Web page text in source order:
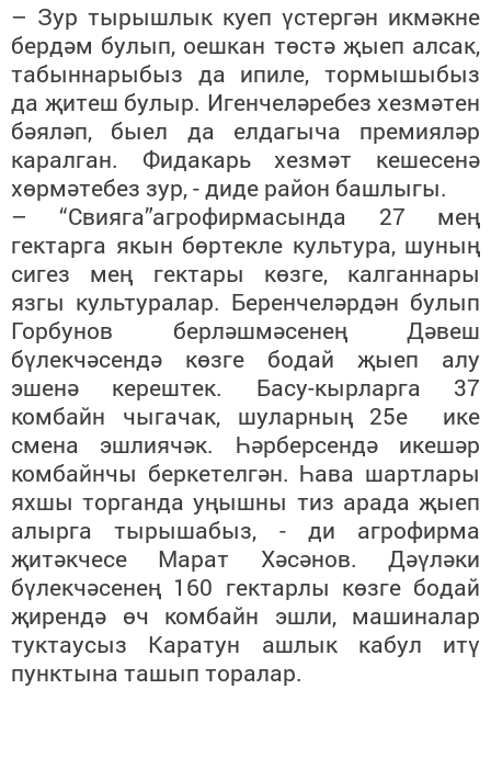
– Зур тырышлык куеп үстергән икмәкне
бердәм булып, оешкан төстә җыеп алсак,
табыннарыбыз да ипиле, тормышыбыз
да җитеш булыр. Игенчеләребез хезмәтен
бәяләп, быел да елдагыча премияләр
каралган. Фидакарь хезмәт кешесенә
хөрмәтебез зур, - диде район башлыгы.
– “Свияга”агрофирмасында 27 мең
гектарга якын бөртекле культура, шуның
сигез мең гектары көзге, калганнары
язгы культуралар. Беренчеләрдән булып
Горбунов берләшмәсенең Дәвеш
бүлекчәсендә көзге бодай җыеп алу
эшенә керештек. Басу-кырларга 37
комбайн чыгачак, шуларның 25е ике
смена эшлиячәк. Һәрберсендә икешәр
комбайнчы беркетелгән. Һава шартлары
яхшы торганда уңышны тиз арада җыеп
алырга тырышабыз, - ди агрофирма
җитәкчесе Марат Хәсәнов. Дәүләки
бүлекчәсенең 160 гектарлы көзге бодай
җирендә өч комбайн эшли, машиналар
туктаусыз Каратун ашлык кабул итү
пунктына ташып торалар.